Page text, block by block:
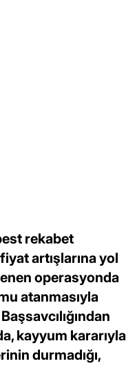
rekabet
artışlarına yol
operasyonda
atanmasıyla
kayyum kararıyla
durmadığı,